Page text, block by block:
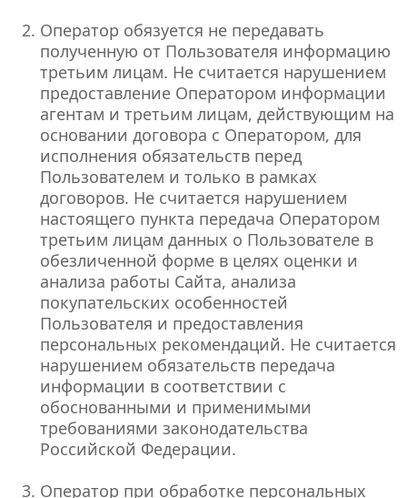
Оператор обязуется не передавать
полученную от Пользователя информацию
третьим лицам. Не считается нарушением
предоставление Оператором информации
агентам и третьим лицам, действующим на
основании договора с Оператором, для
исполнения обязательств перед
Пользователем и только в рамках
договоров. Не считается нарушением
настоящего пункта передача Оператором
третьим лицам данных о Пользователе в
обезличенной форме в целях оценки и
анализа работы Сайта, анализа
покупательских особенностей
Пользователя и предоставления
персональных рекомендаций. Не считается
нарушением обязательств передача
информации в соответствии с
обоснованными и применимыми
требованиями законодательства
Российской Федерации.
Оператор при обработке персональных